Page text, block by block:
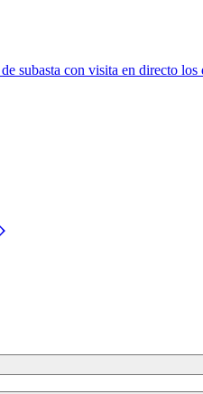
subasta con visita en directo